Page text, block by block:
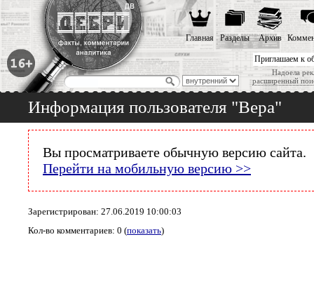
Приглашаем к
Надоела
расширенный
Главная Разделы Архив
Информация пользователя "Вера"
Вы просматриваете обычную версию сайта.
Перейти на мобильную версию >>
Зарегистрирован: 27.06.2019 10:00:03
Кол-во комментариев: 0 (показать)